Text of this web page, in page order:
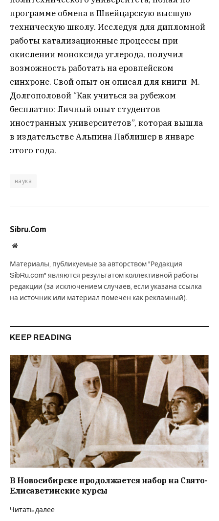
программе обмена в Швейцарскую высшую
техническую школу. Исследуя для дипломной
работы катализационные процессы при
окислении моноксида углерода, получил
возможность работать на еровпейском
синхроне. Свой опыт он описал для книги М.
Долгополовой “Как учиться за рубежом
бесплатно: Личный опыт студентов
иностранных университетов”, которая вышла
в издательстве Альпина Паблишер в январе
этого года.
наука
Sibru.Com
Website
Материалы, публикуемые за авторством "Редакция
SibRu.com" являются результатом коллективной работы
редакции (за исключением случаев, если указана ссылка
на источник или материал помечен как рекламный).
KEEP READING
В Новосибирске продолжается набор на Свято-
Елисаветинские курсы
Читать далее